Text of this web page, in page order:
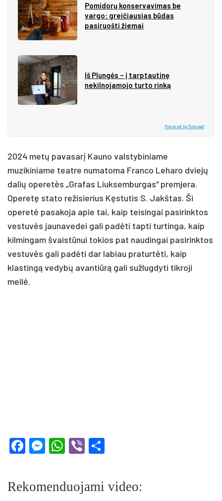
Pomidorų konservavimas be
vargo: greičiausias būdas
pasiruošti žiemai
Iš Plungės – į tarptautinę
nekilnojamojo turto rinką
Powered by Setupad
2024 metų pavasarį Kauno valstybiniame
muzikiniame teatre numatoma Franco Leharo dviejų
dalių operetės „Grafas Liuksemburgas“ premjera.
Operetę stato režisierius Kęstutis S. Jakštas. Ši
operetė pasakoja apie tai, kaip teisingai pasirinktos
vestuvės jaunavedei gali padėti tapti turtinga, kaip
kilmingam švaistūnui tokios pat naudingai pasirinktos
vestuvės gali padėti dar labiau praturtėti, kaip
klastingą vedybų avantiūrą gali sužlugdyti tikroji
meilė.
Facebook
Messenger
WhatsApp
Viber
Rekomenduojami video: